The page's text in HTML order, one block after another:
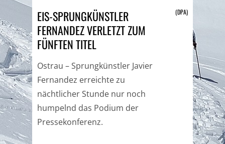
EIS-SPRUNGKÜNSTLER
FERNANDEZ VERLETZT ZUM
FÜNFTEN TITEL
(DPA)
Ostrau – Sprungkünstler Javier
Fernandez erreichte zu
nächtlicher Stunde nur noch
humpelnd das Podium der
Pressekonferenz.